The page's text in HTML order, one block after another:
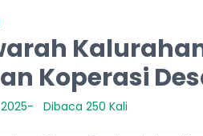
Koperasi
Dibaca 250 Kali